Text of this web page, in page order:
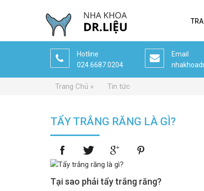
Hotline
024.6687.0204
Email
Trang Chủ Tin tức
TẨY TRẮNG RĂNG LÀ GÌ?
Tại sao phải tẩy trắng răng?